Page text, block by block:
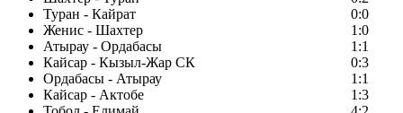
Туран - Кайрат
0:0
Женис - Шахтер
1:0
Атырау - Ордабасы
1:1
Кайсар - Кызыл-Жар СК
0:3
Ордабасы - Атырау
1:1
Кайсар - Актобе
1:3